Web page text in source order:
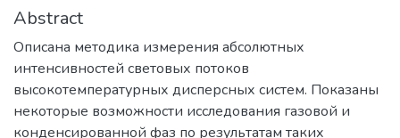
Abstract
Описана методика измерения абсолютных
интенсивностей световых потоков
высокотемпературных дисперсных систем. Показаны
некоторые возможности исследования газовой и
конденсированной фаз по результатам таких